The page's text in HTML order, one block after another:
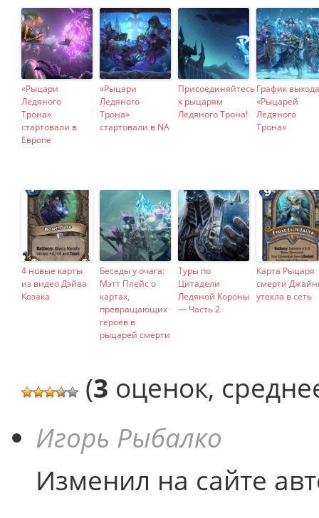
«Рыцари
Ледяного
Трона»
стартовали в
Европе
«Рыцари
Ледяного
Трона»
стартовали в NA
Присоединяйтесь
к рыцарям
Ледяного Трона!
График выхода
«Рыцарей
Ледяного
Трона»
4 новые карты
из видео Дэйва
Козака
Беседы у очага:
Мэтт Плейс о
картах,
превращающих
героев в
рыцарей смерти
Туры по
Цитадели
Ледяной Короны
— Часть 2
Карта Рыцаря
смерти
утекла в сеть
(3 оценок,
Игорь Рыбалко
Изменил на сайте